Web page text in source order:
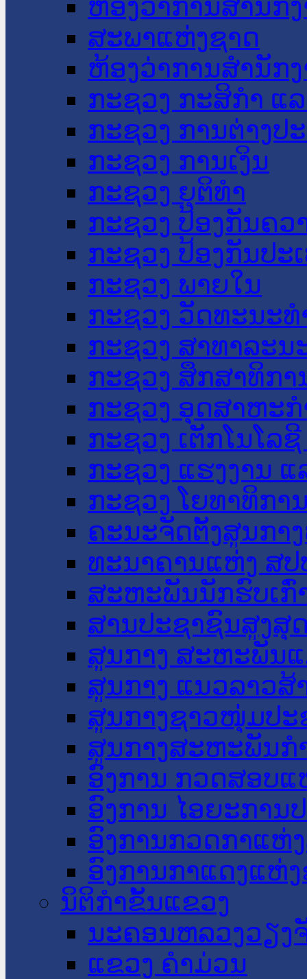
ຫ້ອງວ່າການສໍານັກ
ສະພາແຫ່ງຊາດ
ຫ້ອງວ່າການສຳນັກ
ກະຊວງ ກະສິກຳ ແ
ກະຊວງ ການຕ່າງປ
ກະຊວງ ການເງິນ
ກະຊວງ ຍຸຕິທໍາ
ກະຊວງ ປ້ອງກັນຄວ
ກະຊວງ ປ້ອງກັນປະ
ກະຊວງ ພາຍໃນ
ກະຊວງ ວັດທະນະ
ກະຊວງ ສາທາລະນ
ກະຊວງ ສຶກສາທິກາ
ກະຊວງ ອຸດສາຫະ
ກະຊວງ ເຕັກໂນໂລ
ກະຊວງ ແຮງງານ
ກະຊວງ ໂຍທາທິກາ
ຄະນະຈັດຕັ້ງສູນກາ
ທະນາຄານແຫ່ງ ສປ
ສະຫະພັນນັກຮົບເກົ່
ສານປະຊາຊົນສູງສຸ
ສູນກາງ ສະຫະພັນ
ສູນກາງ ແນວລາວສ້
ສູນກາງຊາວໜຸ່ມປະ
ສູນກາງສະຫະພັນກ
ອົງການ ກວດສອບແ
ອົງການ ໄອຍະການ
ອົງການກວດກາແຫ່
ອົງການກາແດງແຫ່
ນິຕິກໍາຂັ້ນແຂວງ
ນະ​ຄອນ​ຫລວງວຽງ
ແຂວງ ຄໍາມ່ວນ